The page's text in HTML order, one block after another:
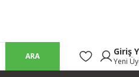
ARA Giriş
Yeni